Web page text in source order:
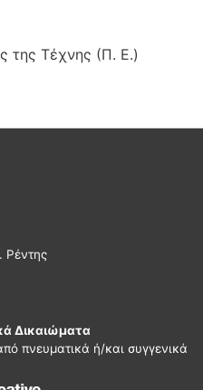
της Τέχνης (Π. Ε.)
Ρέντης
Δικαιώματα
πνευματικά ή/και συγγενικά